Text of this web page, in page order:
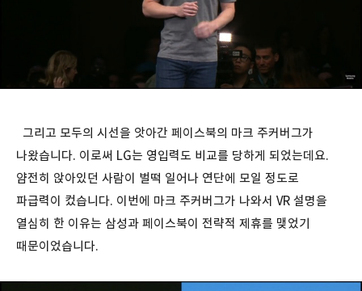
그리고 모두의 시선을 앗아간 페이스북의 마크 주커버그가
나왔습니다. 이로써 LG는 영입력도 비교를 당하게 되었는데요.
얌전히 앉아있던 사람이 벌떡 일어나 연단에 모일 정도로
파급력이 컸습니다. 이번에 마크 주커버그가 나와서 VR 설명을
열심히 한 이유는 삼성과 페이스북이 전략적 제휴를 맺었기
때문이었습니다.